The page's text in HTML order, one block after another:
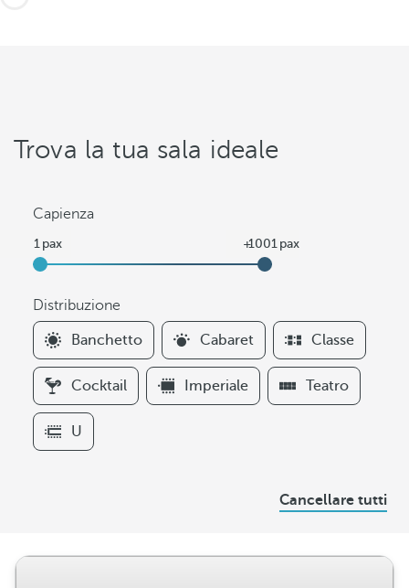
Trova la tua sala ideale
Capienza
Distribuzione
F
i
l
t
e
r
Banchetto Cabaret Classe
Cocktail Imperiale Teatro
U
Cancellare tutti